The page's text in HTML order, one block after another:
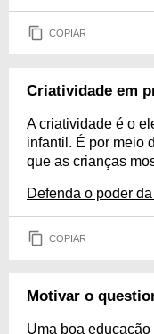
COPIAR
Criatividade em
A criatividade é o
infantil. É por meio
que as crianças
Defenda o poder
COPIAR
Motivar o
Uma boa